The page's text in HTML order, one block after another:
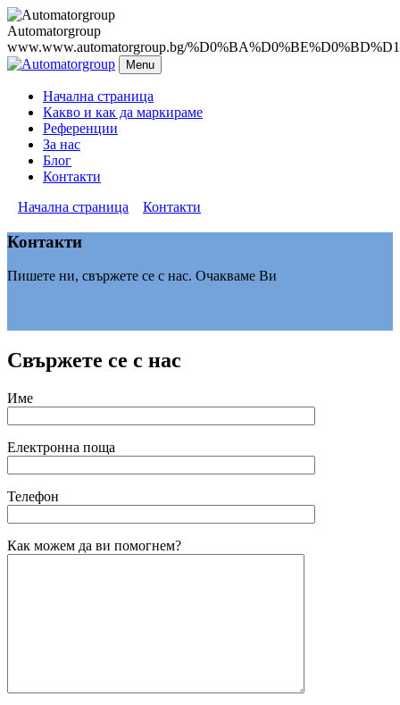
Automatorgroup
www.www.automatorgroup.bg/
Menu
Начална страница
Какво и как да маркираме
Референции
За нас
Блог
Контакти
Начална страница Контакти
Контакти
Пишете ни, свържете се с нас. Очакваме Ви
Свържете се с нас
Име
Електронна поща
Телефон
Как можем да ви помогнем?